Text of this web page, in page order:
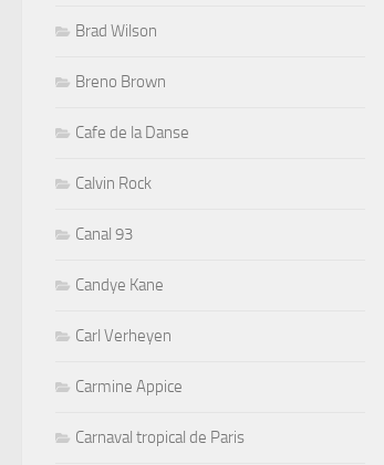
Brad Wilson
Breno Brown
Cafe de la Danse
Calvin Rock
Canal 93
Candye Kane
Carl Verheyen
Carmine Appice
Carnaval tropical de Paris